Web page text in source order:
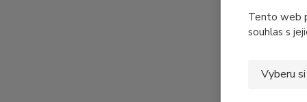
Tento web
souhlas s
Vyberu